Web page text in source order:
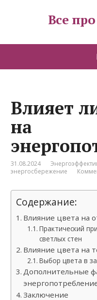
Все
Влияет
на
31.08.2024
энергосбережение
Содержание:
Влияние цвета на
Практический
светлых стен
Влияние цвета на
Выбор цвета в
Дополнительные
Заключение